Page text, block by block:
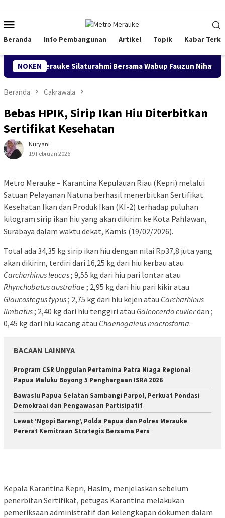
konten
Mobile
Beranda Info Pembangunan Artikel Topik Kabar
NOKEN
Merauke Silaturahmi Bersama Wabup Fauzun Nihayah
Beranda Cakrawala
Bebas HPIK, Sirip Ikan Hiu Diterbitkan
Sertifikat Kesehatan
Nuryani
19 Februari 2026
Metro Merauke – Karantina Kepulauan Riau (Kepri) melalui
Satuan Pelayanan Natuna berhasil menerbitkan Sertifikat
Kesehatan Ikan dan Produk Ikan (KI-2) terhadap puluhan
kilogram sirip ikan hiu yang akan dikirim ke Kota Pahlawan,
Surabaya dalam waktu dekat, Kamis (19/02/2026).
Total ada 34,35 kg sirip ikan hiu dengan nilai Rp37,8 juta yang
akan dikirim, terdiri dari 16,25 kg dari hiu kerbau atau
Carcharhinus leucas; 9,55 kg dari hiu pari lontar atau
Rhynchobatus australiae ; 2,95 kg dari hiu pari kikir atau
Glaucostegus typus; 2,75 kg dari hiu kejen atau Carcharhinus
limbatus; 2,40 kg dari hiu tenggiri atau Galeocerdo cuvierdan ;
0,45 kg dari hiu kacang atau Chaenogaleus macrostoma.
BACAAN LAINNYA
Program CSR Unggulan Pertamina Patra Niaga Regional
Papua Maluku Boyong 5 Penghargaan ISRA 2026
Bawaslu Papua Selatan Sambangi Parpol, Perkuat Pondasi
Demokraai dan Pengawasan Partisipatif
Lewat ‘Ngopi Bareng’, Polda Papua dan Polres Merauke
Pererat Kemitraan Strategis Bersama Pers
Kepala Karantina Kepri, Hasim, menjelaskan sebelum
penerbitan Sertifikat, petugas Karantina melakukan
pemeriksaan administratif dan kelengkapan dokumen dalam